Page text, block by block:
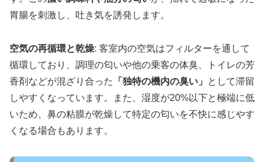
胃腸を刺激し、吐き気を誘発します。
空気の再循環と乾燥: 客室内の空気はフィルターを通して
循環しており、調理の匂いや他の乗客の体臭、トイレの芳
香剤などが混ざり合った
「独特の機内の臭い」
として滞留
しやすくなっています。また、湿度が20%以下と極端に低
いため、鼻の粘膜が乾燥して特定の匂いを不快に感じやす
くなる場合もあります。